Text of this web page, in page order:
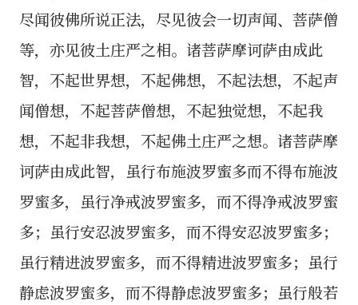
尽闻彼佛所说正法，尽见彼会一切声闻、菩萨僧
等，亦见彼土庄严之相。诸菩萨摩诃萨由成此
智，不起世界想，不起佛想，不起法想，不起声
闻僧想，不起菩萨僧想，不起独觉想，不起我
想，不起非我想，不起佛土庄严之想。诸菩萨摩
诃萨由成此智，虽行布施波罗蜜多而不得布施波
罗蜜多，虽行净戒波罗蜜多，而不得净戒波罗蜜
多；虽行安忍波罗蜜多，而不得安忍波罗蜜多；
虽行精进波罗蜜多，而不得精进波罗蜜多；虽行
静虑波罗蜜多，而不得静虑波罗蜜多；虽行般若